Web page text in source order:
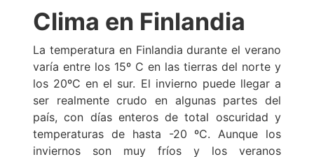
Clima en Finlandia
La temperatura en Finlandia durante el verano
varía entre los 15º C en las tierras del norte y
los 20ºC en el sur. El invierno puede llegar a
ser realmente crudo en algunas partes del
país, con días enteros de total oscuridad y
temperaturas de hasta -20 ºC. Aunque los
inviernos son muy fríos y los veranos